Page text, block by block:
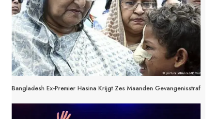
Bangladesh Ex-Premier Hasina Krijgt Zes Maanden Gevangenisstraf